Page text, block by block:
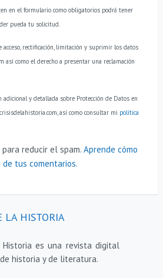
en el formulario como obligatorios podrá tener
pueda tu solicitud.
acceso, rectificación, limitación y suprimir los datos
así como el derecho a presentar una reclamación
adicional y detallada sobre Protección de Datos en
así como consultar mi política
reducir el spam. Aprende cómo
tus comentarios.
LA HISTORIA
es una revista digital
historia y de literatura.